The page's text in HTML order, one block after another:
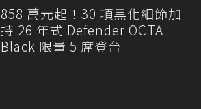
858 萬元起！30 項黑化細節加
持 26 年式 Defender OCTA
Black 限量 5 席登台